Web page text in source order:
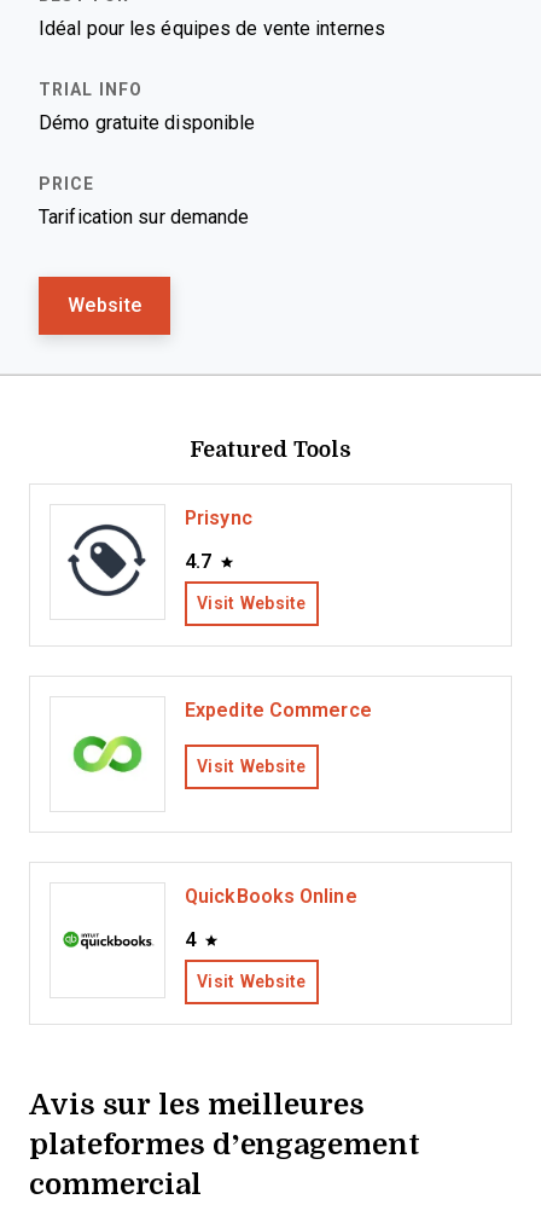
Idéal pour les équipes de vente internes
Démo gratuite disponible
Tarification sur demande
Website
Featured Tools
Prisync
4.7
Visit Website
Expedite Commerce
Visit Website
QuickBooks Online
4
Visit Website
Avis sur les meilleures
plateformes d’engagement
commercial